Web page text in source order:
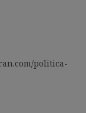
politica-